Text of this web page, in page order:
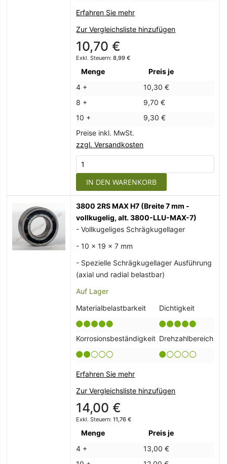
Erfahren Sie mehr
Zur Vergleichsliste hinzufügen
10,70 €
8,99 €
Menge
Preis je
4 +
10,30 €
8 +
9,70 €
10 +
9,30 €
Preise inkl. MwSt.
zzgl. Versandkosten
IN DEN WARENKORB
3800 2RS MAX H7 (Breite 7 mm -
vollkugelig, alt. 3800-LLU-MAX-7)
- Vollkugeliges Schrägkugellager
- 10 x 19 x 7 mm
- Spezielle Schrägkugellager Ausführung
(axial und radial belastbar)
Auf Lager
Materialbelastbarkeit
Dichtigkeit
Korrosionsbeständigkeit Drehzahlbereich
Erfahren Sie mehr
Zur Vergleichsliste hinzufügen
14,00 €
11,76 €
Menge
Preis je
4 +
13,00 €